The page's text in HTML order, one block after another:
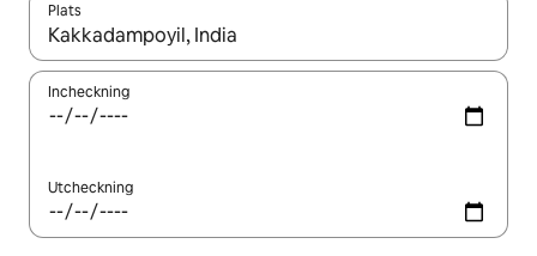
Plats
När resultaten är tillgängliga kan du navigera med upp- och
Incheckning
Utcheckning